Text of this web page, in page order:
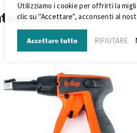
a
Utilizziamo i cookie per offrirti la
clic su "Accettare", acconsenti al
Accettare tutto RIFIUTARE